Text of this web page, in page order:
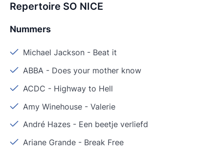
Repertoire SO NICE
Nummers
Michael Jackson - Beat it
ABBA - Does your mother know
ACDC - Highway to Hell
Amy Winehouse -Valerie
André Hazes - Een beetje verliefd
Ariane Grande - Break Free